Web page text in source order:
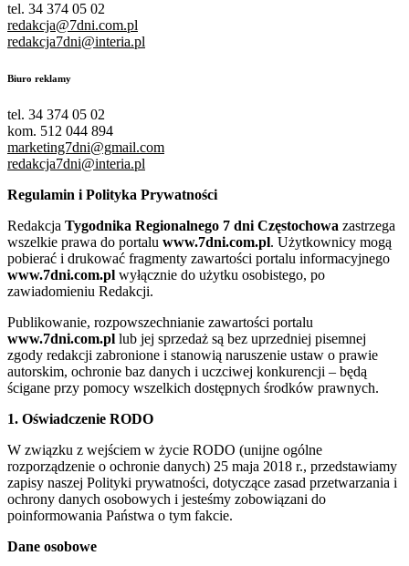
tel. 34 374 05 02
redakcja@7dni.com.pl
redakcja7dni@interia.pl
Biuro reklamy
tel. 34 374 05 02
kom. 512 044 894
marketing7dni@gmail.com
redakcja7dni@interia.pl
Regulamin i Polityka Prywatności
Redakcja Tygodnika Regionalnego 7 dni Częstochowa zastrzega
wszelkie prawa do portalu www.7dni.com.pl. Użytkownicy mogą
pobierać i drukować fragmenty zawartości portalu informacyjnego
www.7dni.com.pl wyłącznie do użytku osobistego, po
zawiadomieniu Redakcji.
Publikowanie, rozpowszechnianie zawartości portalu
www.7dni.com.pl lub jej sprzedaż są bez uprzedniej pisemnej
zgody redakcji zabronione i stanowią naruszenie ustaw o prawie
autorskim, ochronie baz danych i uczciwej konkurencji – będą
ścigane przy pomocy wszelkich dostępnych środków prawnych.
1. Oświadczenie RODO
W związku z wejściem w życie RODO (unijne ogólne
rozporządzenie o ochronie danych) 25 maja 2018 r., przedstawiamy
zapisy naszej Polityki prywatności, dotyczące zasad przetwarzania i
ochrony danych osobowych i jesteśmy zobowiązani do
poinformowania Państwa o tym fakcie.
Dane osobowe